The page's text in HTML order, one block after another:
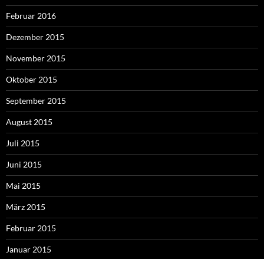
Februar 2016
Dezember 2015
November 2015
Oktober 2015
September 2015
August 2015
Juli 2015
Juni 2015
Mai 2015
März 2015
Februar 2015
Januar 2015